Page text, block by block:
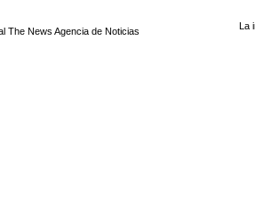
The News Agencia de Noticias La